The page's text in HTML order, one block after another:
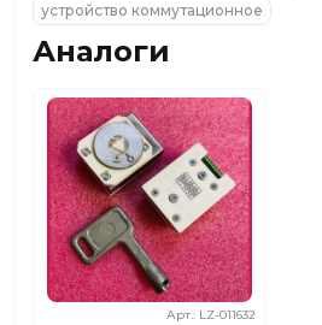
устройство коммутационное
Аналоги
Арт.: LZ-011632